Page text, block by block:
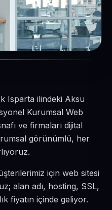
Isparta ilindeki Aksu
Kurumsal Web
ve firmaları dijital
görünümlü, her
için web sitesi
alan adı, hosting, SSL,
fiyatın içinde geliyor.